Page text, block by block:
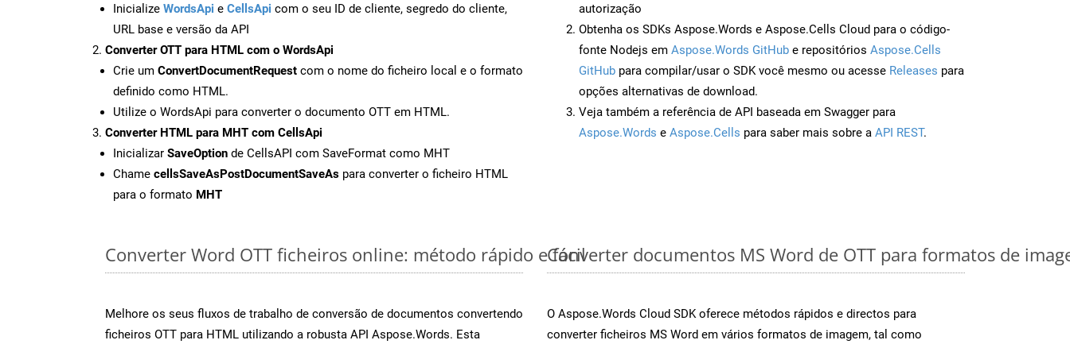
Inicialize WordsApi e CellsApi com o seu ID de cliente, segredo do cliente,
URL base e versão da API
Converter OTT para HTML com o WordsApi
Crie um ConvertDocumentRequest com o nome do ficheiro local e o formato
definido como HTML.
Utilize o WordsApi para converter o documento OTT em HTML.
Converter HTML para MHT com CellsApi
Inicializar SaveOption de CellsAPI com SaveFormat como MHT
Chame cellsSaveAsPostDocumentSaveAs para converter o ficheiro HTML
para o formato MHT
autorização
Obtenha os SDKs Aspose.Words e Aspose.Cells Cloud para o código-
fonte Nodejs em Aspose.Words GitHub e repositórios Aspose.Cells
GitHub para compilar/usar o SDK você mesmo ou acesse Releases para
opções alternativas de download.
Veja também a referência de API baseada em Swagger para
Aspose.Words e Aspose.Cells para saber mais sobre a API REST.
Converter Word OTT ficheiros online: método rápido e fácil
Melhore os seus fluxos de trabalho de conversão de documentos convertendo
ficheiros OTT para HTML utilizando a robusta API Aspose.Words. Esta
Converter documentos MS Word de OTT para formatos de
O Aspose.Words Cloud SDK oferece métodos rápidos e directos para
converter ficheiros MS Word em vários formatos de imagem, tal como